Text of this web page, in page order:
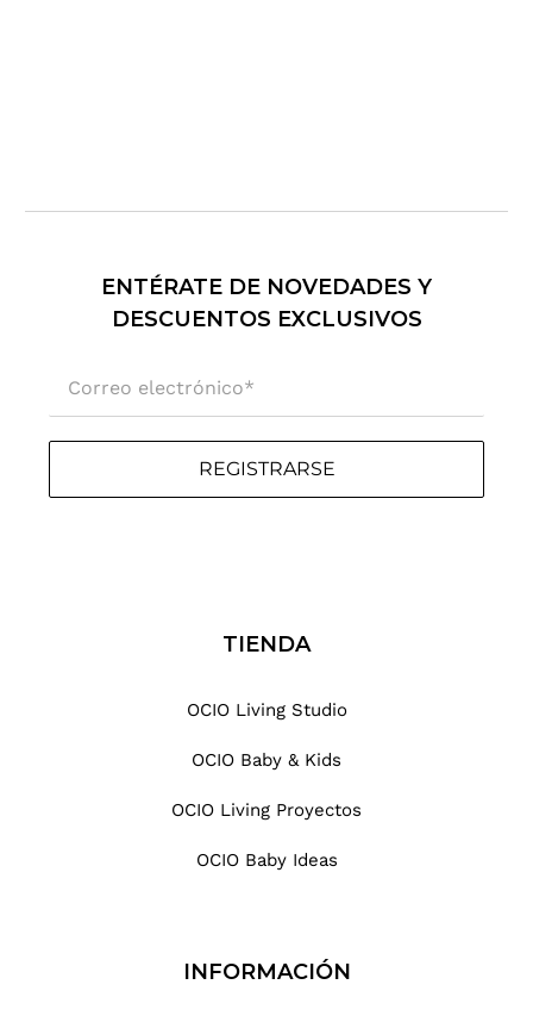
ENTÉRATE DE NOVEDADES Y
DESCUENTOS EXCLUSIVOS
REGISTRARSE
TIENDA
OCIO Living Studio
OCIO Baby & Kids
OCIO Living Proyectos
OCIO Baby Ideas
INFORMACIÓN